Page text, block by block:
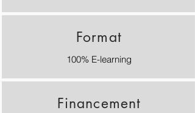
Format
100% E-learning
Financement